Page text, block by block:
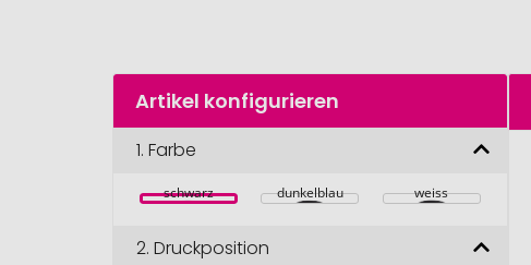
Artikel konfigurieren
1.Farbe
schwarz dunkelblau weiss
2.Druckposition